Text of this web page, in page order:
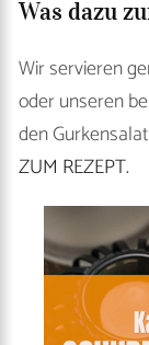
Was dazu
Wir servieren
oder unseren
den
ZUM REZEPT.